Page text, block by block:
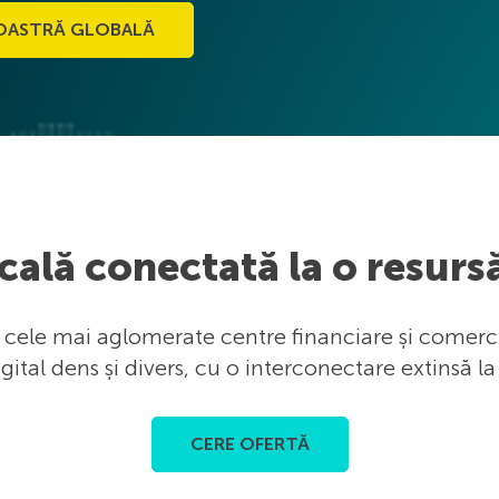
GLOBALĂ
conectată la o
mai aglomerate centre financiare și
dens și divers, cu o interconectare extinsă
CERE OFERTĂ